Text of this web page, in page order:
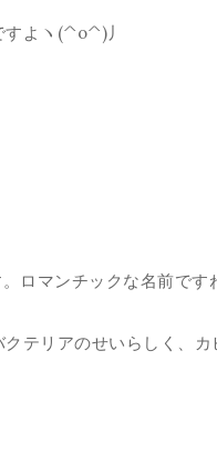
すよヽ(^o^)丿
ロマンチックな名前です
テリアのせいらしく、